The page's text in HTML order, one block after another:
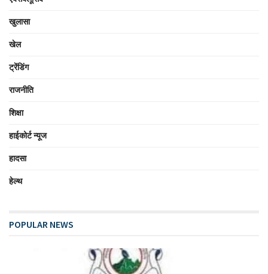
खुलासा
खेल
ट्रेंडिंग
राजनीति
शिक्षा
हाईकोर्ट न्यूज
हादसा
हेल्थ
POPULAR NEWS